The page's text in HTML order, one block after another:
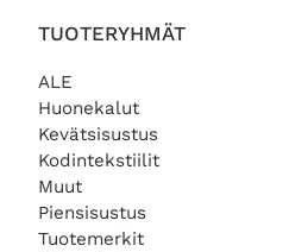
TUOTERYHMÄT
ALE
Huonekalut
Kevätsisustus
Kodintekstiilit
Muut
Piensisustus
Tuotemerkit